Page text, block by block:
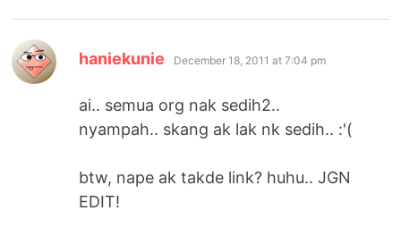
haniekunie says:
December 18, 2011 at 7:04 pm
ai.. semua org nak sedih2..
nyampah.. skang ak lak nk sedih.. :'(
btw, nape ak takde link? huhu.. JGN
EDIT!